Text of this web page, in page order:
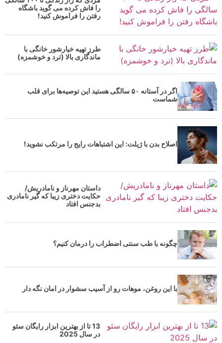
را فاش کرده می گوید باشگاه
رفتن را فراموش کنید!
طرز تهیه خیارشور خانگی با
ماندگاری بالا (ترد و خوشمزه)
اگر در آستانه ۵۰ سالگی هستید این توصیه‌ها برای قلب
شماست
اصلاح بدن با ژیلت: این اشتباهات رایج را مرتکب نشوید!
داستان مهرناز و نامادریش/
حکایت دختری زیبا که گیر نامادری
بدجنس افتاد
چگونه با طب سنتی اضطراب را درمان کنیم؟
با این روغن، موهات رو از آسیب سشوار در امان نگه دار
13 تا از بهترین ابزار رایگان سئو
در سال 2025